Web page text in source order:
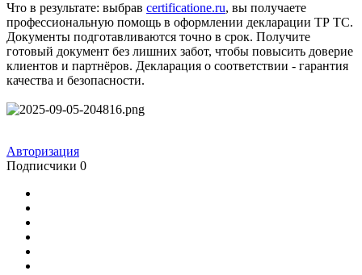
Что в результате: выбрав certificatione.ru, вы получаете
профессиональную помощь в оформлении декларации ТР ТС.
Документы подготавливаются точно в срок. Получите
готовый документ без лишних забот, чтобы повысить доверие
клиентов и партнёров. Декларация о соответствии - гарантия
качества и безопасности.
Авторизация
Подписчики 0